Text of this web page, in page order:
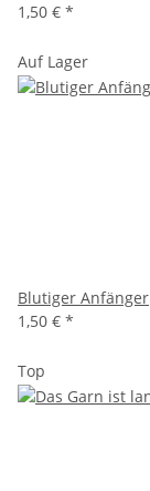
1,50 € *
Auf Lager
Blutiger Anfänger
1,50 € *
Top